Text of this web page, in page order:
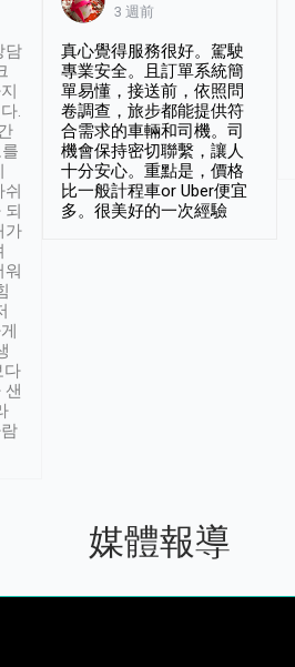
담
.
가
다
샌
3 週前
真心覺得服務很好。駕駛
專業安全。且訂單系統簡
單易懂，接送前，依照問
卷調查，旅步都能提供符
合需求的車輛和司機。司
機會保持密切聯繫，讓人
十分安心。重點是，價格
比一般計程車or Uber便宜
多。很美好的一次經驗
媒體報導